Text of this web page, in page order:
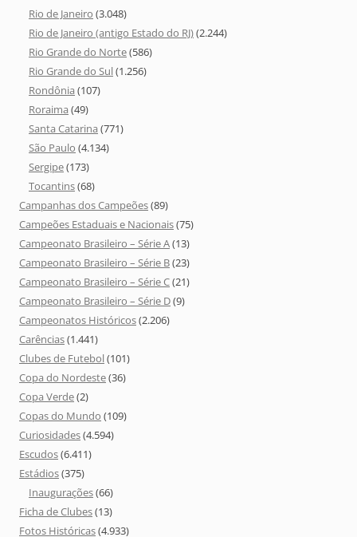
Rio de Janeiro (3.048)
Rio de Janeiro (antigo Estado do RJ)(2.244)
Rio Grande do Norte(586)
Rio Grande do Sul(1.256)
Rondônia (107)
Roraima (49)
Santa Catarina (771)
São Paulo (4.134)
Sergipe(173)
Tocantins(68)
Campanhas dos Campeões(89)
Campeões Estaduais e Nacionais(75)
Campeonato Brasileiro – Série A(13)
Campeonato Brasileiro – Série B(23)
Campeonato Brasileiro – Série C(21)
Campeonato Brasileiro – Série D(9)
Campeonatos Históricos(2.206)
Carências(1.441)
Clubes de Futebol(101)
Copa do Nordeste(36)
Copa Verde(2)
Copas do Mundo (109)
Curiosidades(4.594)
Escudos(6.411)
Estádios(375)
Inaugurações(66)
Ficha de Clubes(13)
Fotos Históricas(4.933)